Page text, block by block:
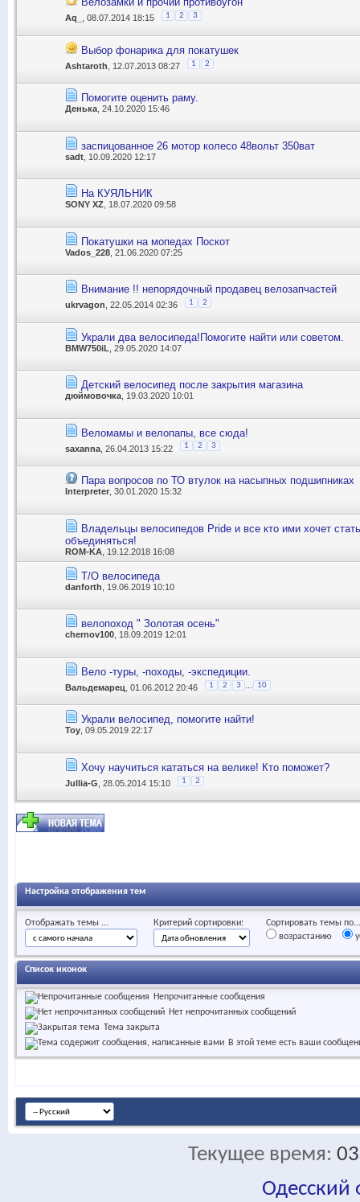
Aq_ , 08.07.2014 18:15 1 2 3
Выбор фонарика для покатушек
Ashtaroth , 12.07.2013 08:27 1 2
Помогите оценить раму.
Денька , 24.10.2020 15:46
заспицованное 26 мотор колесо 48вольт 350ват
sadt , 10.09.2020 12:17
На КУЯЛЬНИК
SONY XZ , 18.07.2020 09:58
Покатушки на мопедах Поскот
Vados_228 , 21.06.2020 07:25
Внимание !! непорядочный продавец велозапчастей
ukrvagon , 22.05.2014 02:36 1 2
Украли два велосипеда!Помогите найти или советом.
BMW750iL , 29.05.2020 14:07
Детский велосипед после закрытия магазина
дюймовочка , 19.03.2020 10:01
Веломамы и велопапы, все сюда!
saxanna , 26.04.2013 15:22 1 2 3
Пара вопросов по ТО втулок на насыпных подшипниках
Interpreter , 30.01.2020 15:32
Владельцы велосипедов Pride и все кто ими хочет
объединяться!
ROM-KA , 19.12.2018 16:08
Т/О велосипеда
danforth , 19.06.2019 10:10
велопоход " Золотая осень"
chernov100, 18.09.2019 12:01
Вело -туры, -походы, -экспедиции.
Вальдемарец , 01.06.2012 20:46 1 2 3 10
Украли велосипед, помогите найти!
Toy , 09.05.2019 22:17
Хочу научиться кататься на велике! Кто поможет?
Jullia-G , 28.05.2014 15:10 1 2
Настройка отображения тем
Отображать темы ... Критерий сортировки:
Сортировать темы по...
возрастанию
Список иконок
Непрочитанные сообщения
Нет непрочитанных сообщений
Тема закрыта
В этой теме есть ваши
Текущее время:
Одесский